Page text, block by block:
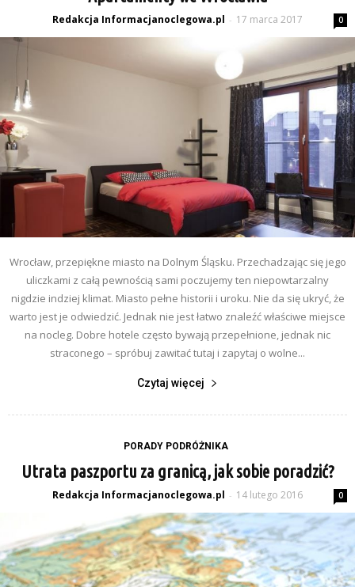
Redakcja Informacjanoclegowa.pl - 17 marca 2017 0
Wrocław, przepiękne miasto na Dolnym Śląsku. Przechadzając się jego
uliczkami z całą pewnością sami poczujemy ten niepowtarzalny
nigdzie indziej klimat. Miasto pełne historii i uroku. Nie da się ukryć, że
warto jest je odwiedzić. Jednak nie jest łatwo znaleźć właściwe miejsce
na nocleg. Dobre hotele często bywają przepełnione, jednak nic
straconego – spróbuj zawitać tutaj i zapytaj o wolne...
Czytaj więcej
PORADY PODRÓŻNIKA
Utrata paszportu za granicą, jak sobie poradzić?
Redakcja Informacjanoclegowa.pl - 14 lutego 2016 0